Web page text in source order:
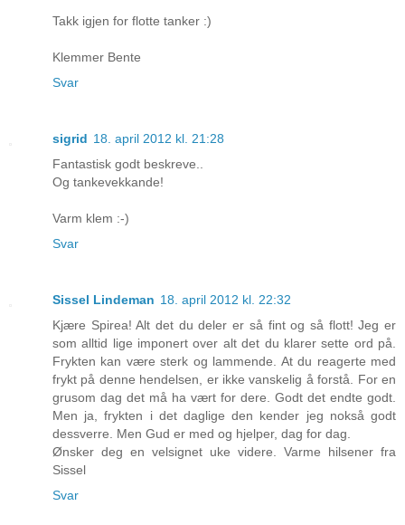
Takk igjen for flotte tanker :)
Klemmer Bente
Svar
sigrid 18. april 2012 kl. 21:28
Fantastisk godt beskreve..
Og tankevekkande!
Varm klem :-)
Svar
Sissel Lindeman 18. april 2012 kl. 22:32
Kjære Spirea! Alt det du deler er så fint og så flott! Jeg er
som alltid lige imponert over alt det du klarer sette ord på.
Frykten kan være sterk og lammende. At du reagerte med
frykt på denne hendelsen, er ikke vanskelig å forstå. For en
grusom dag det må ha vært for dere. Godt det endte godt.
Men ja, frykten i det daglige den kender jeg nokså godt
dessverre. Men Gud er med og hjelper, dag for dag.
Ønsker deg en velsignet uke videre. Varme hilsener fra
Sissel
Svar